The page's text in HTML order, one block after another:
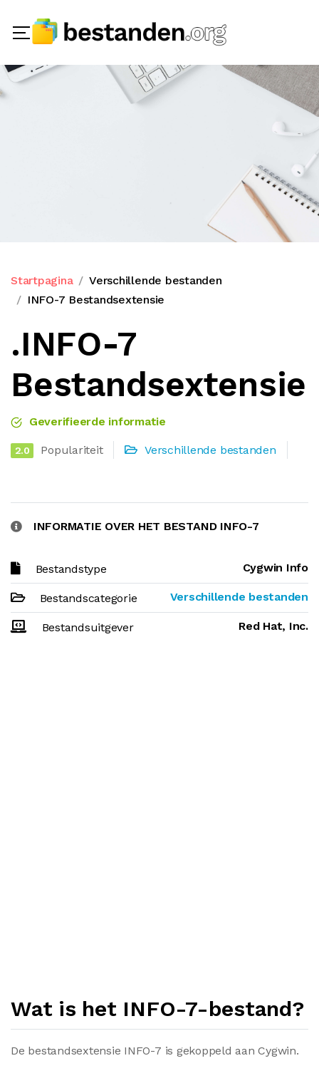
Startpagina
Verschillende bestanden
INFO-7 Bestandsextensie
.INFO-7
Bestandsextensie
Geverifieerde informatie
2.0 Populariteit Verschillende bestanden
INFORMATIE OVER HET BESTAND INFO-7
Bestandstype Cygwin Info
Bestandscategorie Verschillende bestanden
Bestandsuitgever Red Hat, Inc.
Wat is het INFO-7-bestand?
De bestandsextensie INFO-7 is gekoppeld aan Cygwin.